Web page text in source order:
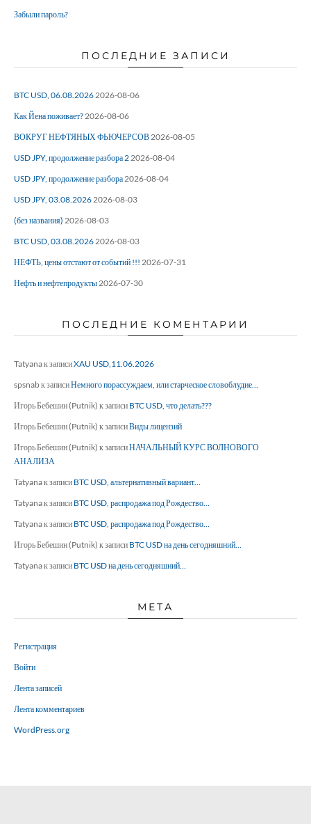
Забыли пароль?
ПОСЛЕДНИЕ ЗАПИСИ
BTC USD, 06.08.20262026-08-06
Как Йена поживает?2026-08-06
ВОКРУГ НЕФТЯНЫХ ФЬЮЧЕРСОВ2026-08-05
USD JPY, продолжение разбора 22026-08-04
USD JPY, продолжение разбора2026-08-04
USD JPY, 03.08.20262026-08-03
(без названия) 2026-08-03
BTC USD, 03.08.20262026-08-03
НЕФТЬ, цены отстают от событий !!! 2026-07-31
Нефть и нефтепродукты2026-07-30
ПОСЛЕДНИЕ КОМЕНТАРИИ
Tatyanaк записиXAU USD,11.06.2026
spsnabк записиНемного порассуждаем, или старческое словоблудие…
Игорь Бебешин (Putnik) к записи BTC USD, что делать???
Игорь Бебешин (Putnik) к записиВиды лицензий
Игорь Бебешин (Putnik) к записиНАЧАЛЬНЫЙ КУРС ВОЛНОВОГО
АНАЛИЗА
Tatyanaк записи BTC USD, альтернативный вариант…
Tatyanaк записи BTC USD, распродажа под Рождество…
Tatyanaк записи BTC USD, распродажа под Рождество…
Игорь Бебешин (Putnik) к записи BTC USD на день сегодняшний…
Tatyanaк записи BTC USD на день сегодняшний…
МЕТА
Регистрация
Войти
Лента записей
Лента комментариев
WordPress.org